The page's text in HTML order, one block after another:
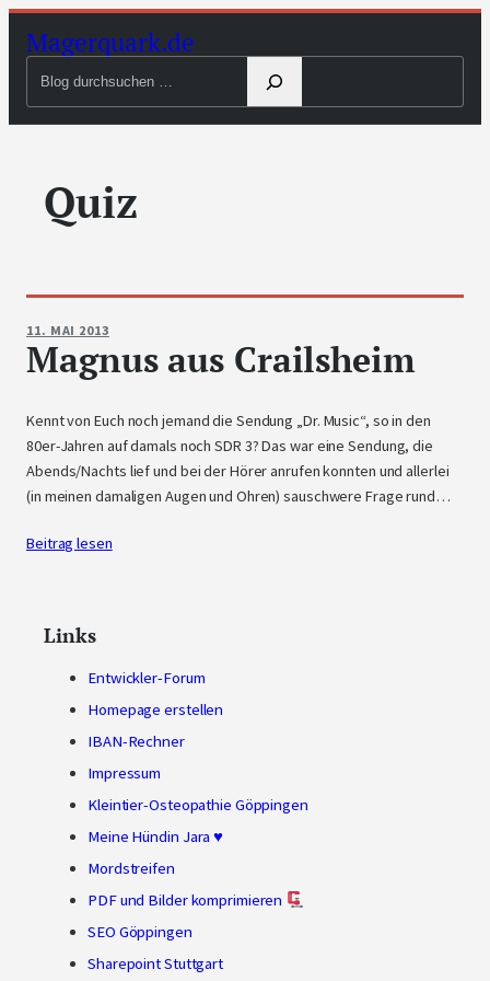
Zum
Inhalt
Magerquark.de
durchsuchen
Quiz
11. MAI 2013
Magnus aus Crailsheim
Kennt von Euch noch jemand die Sendung „Dr. Music“, so in den
80er-Jahren auf damals noch SDR 3? Das war eine Sendung, die
Abends/Nachts lief und bei der Hörer anrufen konnten und allerlei
(in meinen damaligen Augen und Ohren) sauschwere Frage rund…
Beitrag lesen
Links
Entwickler-Forum
Homepage erstellen
IBAN-Rechner
Impressum
Kleintier-Osteopathie Göppingen
Meine Hündin Jara ♥
Mordstreifen
PDF und Bilder komprimieren
SEO Göppingen
Sharepoint Stuttgart